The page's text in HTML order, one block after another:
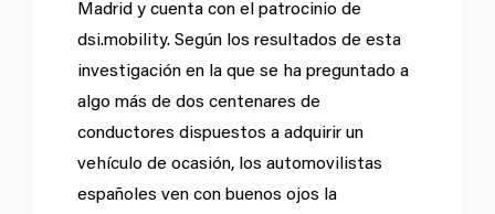
Madrid y cuenta con el patrocinio de
dsi.mobility. Según los resultados de esta
investigación en la que se ha preguntado a
algo más de dos centenares de
conductores dispuestos a adquirir un
vehículo de ocasión, los automovilistas
españoles ven con buenos ojos la